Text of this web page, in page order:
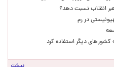
انقلاب نسبت دهد؟
در رم
کشورهای دیگر استفاده کرد